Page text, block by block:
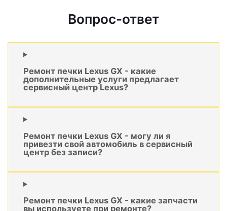
Вопрос-ответ
Ремонт печки Lexus GX - какие
дополнительные услуги предлагает
сервисный центр Lexus?
Ремонт печки Lexus GX - могу ли я
привезти свой автомобиль в сервисный
центр без записи?
Ремонт печки Lexus GX - какие запчасти
вы используете при ремонте?